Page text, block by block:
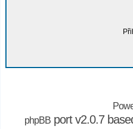
phpBBport v2.0.7